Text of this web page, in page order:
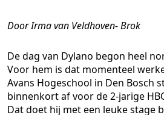
Door Irma van Veldhoven- Brok
De dag van Dylano begon heel
Voor hem is dat momenteel
Avans Hogeschool in Den Bosch
binnenkort af voor de 2-jarige
Dat doet hij met een leuke stage